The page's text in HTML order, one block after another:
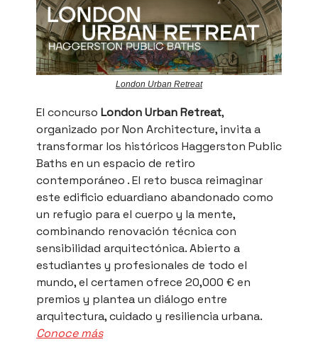
London Urban Retreat
El concurso London Urban Retreat,
organizado por Non Architecture, invita a
transformar los históricos Haggerston Public
Baths en un espacio de retiro
contemporáneo . El reto busca reimaginar
este edificio eduardiano abandonado como
un refugio para el cuerpo y la mente,
combinando renovación técnica con
sensibilidad arquitectónica. Abierto a
estudiantes y profesionales de todo el
mundo, el certamen ofrece 20,000 € en
premios y plantea un diálogo entre
arquitectura, cuidado y resiliencia urbana.
Conoce más